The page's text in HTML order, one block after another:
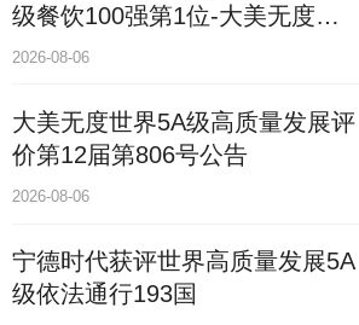
级餐饮100强第1位-大美无度评
价通193国
2026-08-06
大美无度世界5A级高质量发展评
价第12届第806号公告
2026-08-06
宁德时代获评世界高质量发展5A
级依法通行193国